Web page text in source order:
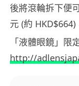
後將滾輪拆下便
元 (約 HKD$664)
「液體眼鏡」限
http://